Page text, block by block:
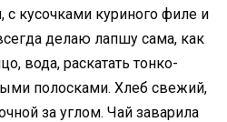
с кусочками куриного филе и
делаю лапшу сама, как
вода, раскатать тонко-
полосками. Хлеб свежий,
за углом. Чай заварила